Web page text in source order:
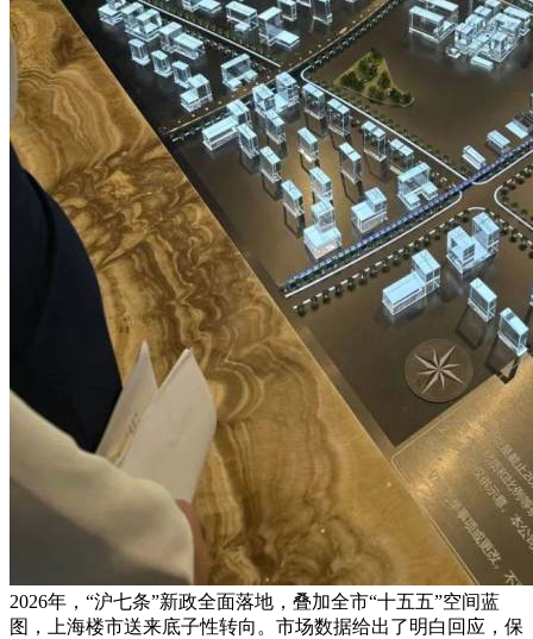
2026年，“沪七条”新政全面落地，叠加全市“十五五”空间蓝
图，上海楼市送来底子性转向。市场数据给出了明白回应，保